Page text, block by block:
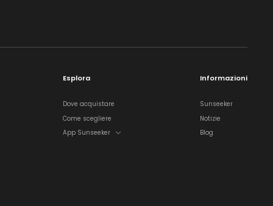
Esplora
Dove acquistare
Come scegliere
App Sunseeker
Informazioni
Sunseeker
Notizie
Blog